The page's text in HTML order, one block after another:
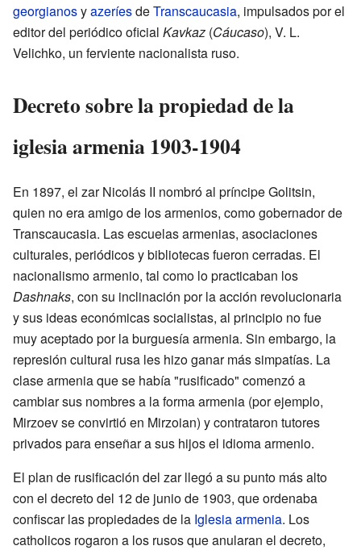
georgianosyazeríesdeTranscaucasia, impulsados por el
editor del periódico oficial Kavkaz (Cáucaso), V. L.
Velichko, un ferviente nacionalista ruso.
Decreto sobre la propiedad de la
iglesia armenia 1903-1904
En 1897, el zar Nicolás II nombró al príncipe Golitsin,
quien no era amigo de los armenios, como gobernador de
Transcaucasia. Las escuelas armenias, asociaciones
culturales, periódicos y bibliotecas fueron cerradas. El
nacionalismo armenio, tal como lo practicaban los
Dashnaks, con su inclinación por la acción revolucionaria
y sus ideas económicas socialistas, al principio no fue
muy aceptado por la burguesía armenia. Sin embargo, la
represión cultural rusa les hizo ganar más simpatías. La
clase armenia que se había "rusificado" comenzó a
cambiar sus nombres a la forma armenia (por ejemplo,
Mirzoev se convirtió en Mirzoian) y contrataron tutores
privados para enseñar a sus hijos el idioma armenio.
El plan de rusificación del zar llegó a su punto más alto
con el decreto del 12 de junio de 1903, que ordenaba
confiscar las propiedades de la Iglesia armenia. Los
catholicos rogaron a los rusos que anularan el decreto,